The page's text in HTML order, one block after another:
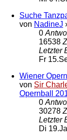
Suche
von NadineJ
0
16538
Letzter
Fr
Wiener
von Sir
Opernball
0
30278
Letzter
Di